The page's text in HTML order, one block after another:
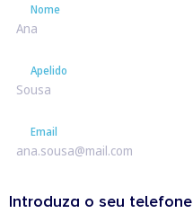
Nome
Nome
Apelido
Apelido
Email
Email
Introduza o seu telefone